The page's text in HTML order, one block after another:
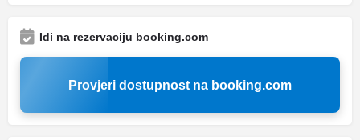
Idi na rezervaciju booking.com
Provjeri dostupnost na booking.com